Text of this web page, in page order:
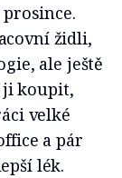
židli,
ale ještě
ji koupit,
velké
a pár
lék.